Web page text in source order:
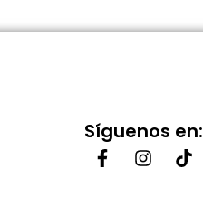
Síguenos en: